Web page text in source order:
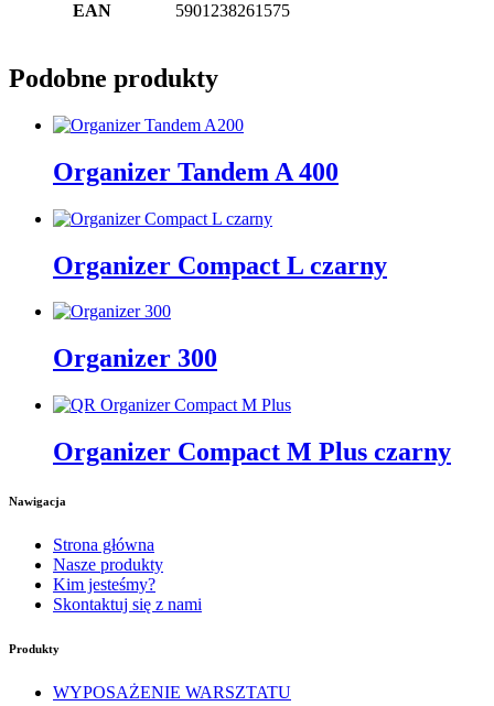
EAN 5901238261575
Podobne produkty
Organizer Tandem A 400
Organizer Compact L czarny
Organizer 300
Organizer Compact M Plus czarny
Nawigacja
Strona główna
Nasze produkty
Kim jesteśmy?
Skontaktuj się z nami
Produkty
WYPOSAŻENIE WARSZTATU